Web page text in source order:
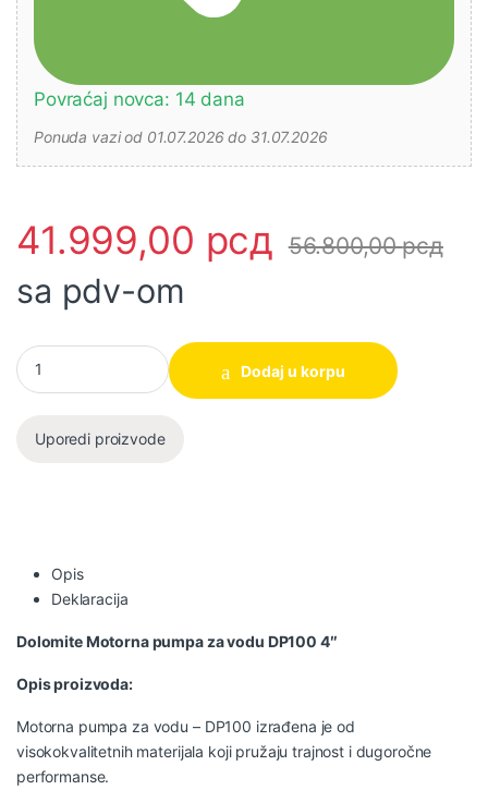
Povraćaj novca: 14 dana
Ponuda vazi od 01.07.2026 do 31.07.2026
41.999,00 рсд 56.800,00рсд
sa pdv-om
Motorna pumpa za vodu DP100 4″ Dolomite količina
Dodaj u korpu
Uporedi proizvode
Opis
Deklaracija
Dolomite Motorna pumpa za vodu DP100 4″
Opis proizvoda:
Motorna pumpa za vodu – DP100 izrađena je od
visokokvalitetnih materijala koji pružaju trajnost i dugoročne
performanse.